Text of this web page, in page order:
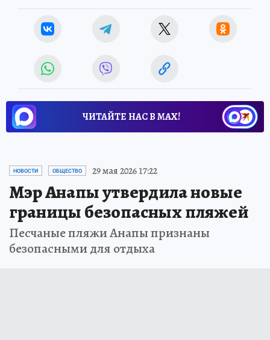
ЧИТАЙТЕ НАС В МАХ!
НОВОСТИ ОБЩЕСТВО 29 мая 2026 17:22
Мэр Анапы утвердила новые
границы безопасных пляжей
Песчаные пляжи Анапы признаны
безопасными для отдыха